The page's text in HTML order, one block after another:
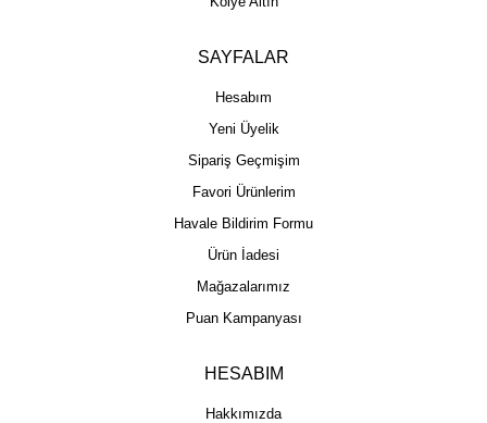
SAYFALAR
Hesabım
Yeni Üyelik
Sipariş Geçmişim
Favori Ürünlerim
Havale Bildirim Formu
Ürün İadesi
Mağazalarımız
Puan Kampanyası
HESABIM
Hakkımızda